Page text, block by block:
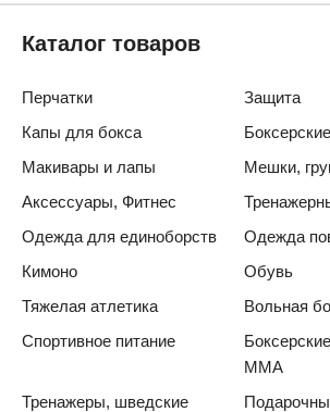
Каталог товаров
Перчатки
Защита
Капы для бокса
Макивары и лапы
Мешки,
Аксессуары, Фитнес
Одежда для единоборств
Одежда
Кимоно
Обувь
Тяжелая атлетика
Вольная
Спортивное питание
ММА
Тренажеры, шведские